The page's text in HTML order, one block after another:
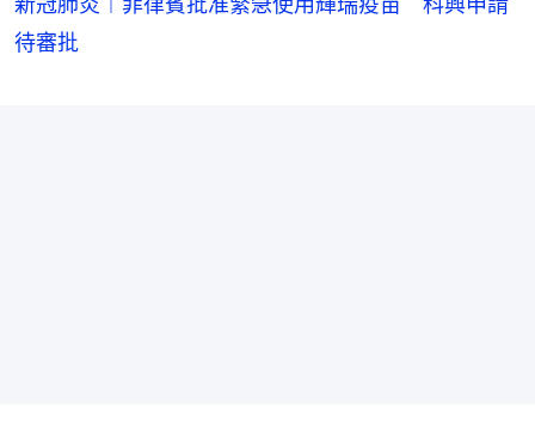
待審批